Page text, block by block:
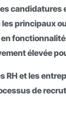
candidatures
principaux
en
élevée
RH et les
de